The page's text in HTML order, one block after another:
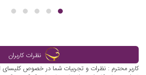
نظرات کاربران
کاربر محترم : نظرات و تجربیات شما در خصوص